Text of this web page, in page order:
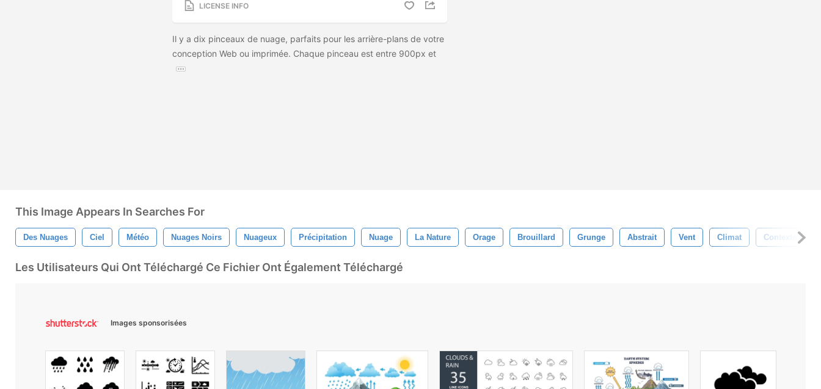
LICENSE INFO
Il y a dix pinceaux de nuage, parfaits pour les arrière-plans de votre
conception Web ou imprimée. Chaque pinceau est entre 900px et
This Image Appears In Searches For
Des Nuages Ciel Météo Nuages ​​noirs Nuageux Précipitation Nuage La Nature Orage Brouillard Grunge Abstrait Vent Climat Contexte
Les Utilisateurs Qui Ont Téléchargé Ce Fichier Ont Également Téléchargé
Images sponsorisées